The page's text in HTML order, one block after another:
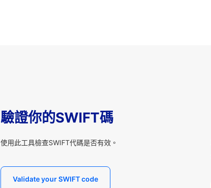
驗證你的SWIFT碼
使用此工具檢查SWIFT代碼是否有效。
Validate your SWIFT code